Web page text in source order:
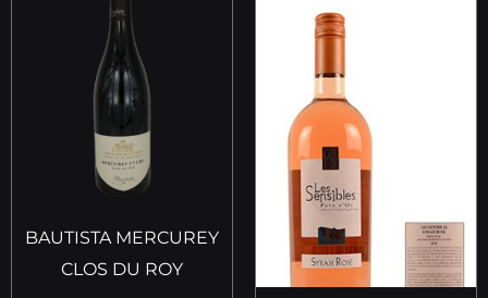
BAUTISTA MERCUREY
CLOS DU ROY